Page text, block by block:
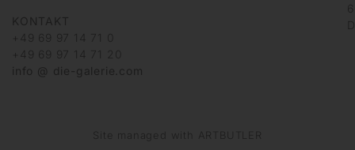
KONTAKT
+49 69 97 14 71 0
+49 69 97 14 71 20
info @ die-galerie.com
Site managed with ARTBUTLER